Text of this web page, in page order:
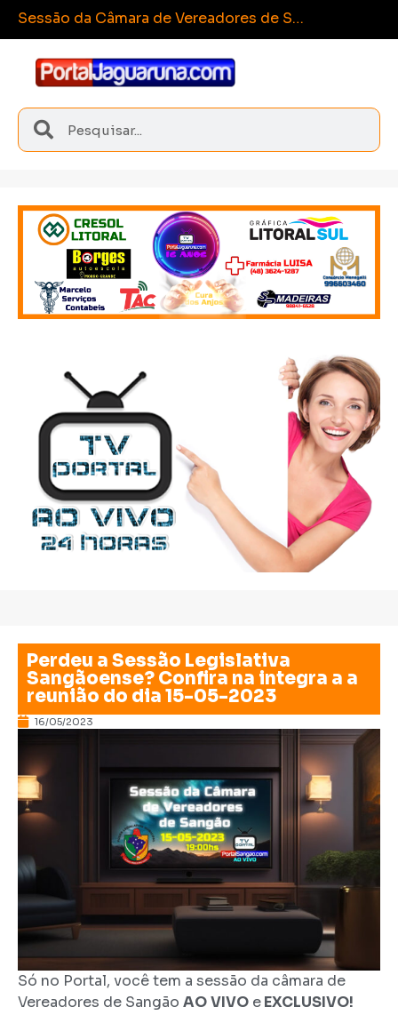
Esporte e Sangão conquista medalhas inéditas nos Joguinhos Abertos de Santa Catarina
Perdeu a Sessão Legislativa
Sangãoense? Confira na integra a a
reunião do dia 15-05-2023
16/05/2023
Só no Portal, você tem a sessão da câmara de
Vereadores de Sangão AOVIVO eEXCLUSIVO!